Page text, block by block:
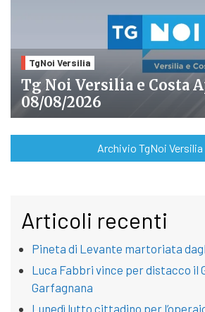
TgNoi Versilia
Tg Noi Versilia e Costa
08/08/2026
Archivio TgNoi Versilia
Articoli recenti
Pineta di Levante martoriata
Luca Fabbri vince per distacco il
Garfagnana
Lunedì lutto cittadino per